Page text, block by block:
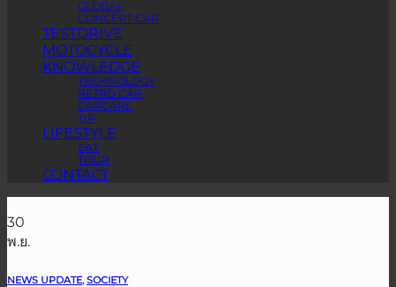
GLOBAL
CONCEPT CAR
TESTDRIVE
MOTOCYCLE
KNOWLEDGE
TECHNOLOGY
RETRO CAR
CARCARE
TIP
LIFESTYLE
EAT
TOUR
CONTACT
30
พ.ย.
NEWS UPDATE,SOCIETY